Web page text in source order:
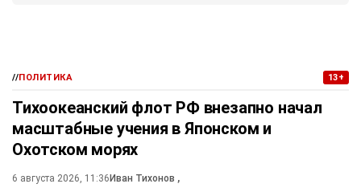
//ПОЛИТИКА 13+
Тихоокеанский флот РФ внезапно начал
масштабные учения в Японском и
Охотском морях
6 августа 2026, 11:36 Иван Тихонов ,